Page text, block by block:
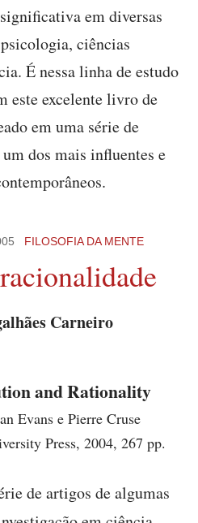
em diversas
ciências
É nessa linha de estudo
este excelente livro de
em uma série de
dos mais influentes e
FILOSOFIA DA MENTE
Carneiro
and Rationality
Evans e Pierre Cruse
Press, 2004, 267 pp.
de artigos de algumas